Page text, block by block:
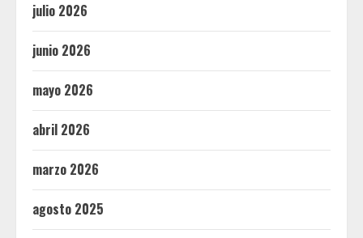
julio 2026
junio 2026
mayo 2026
abril 2026
marzo 2026
agosto 2025